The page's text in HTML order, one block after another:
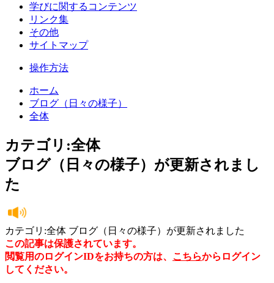
学びに関するコンテンツ
リンク集
その他
サイトマップ
操作方法
ホーム
ブログ（日々の様子）
全体
カテゴリ:全体
ブログ（日々の様子）が更新されまし
た
カテゴリ:全体 ブログ（日々の様子）が更新されました
この記事は保護されています。
閲覧用のログインIDをお持ちの方は、 こちらからログイン
してください。